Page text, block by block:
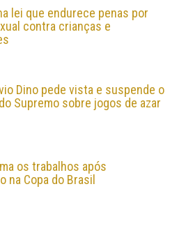
lei que endurece penas por
contra crianças e
Dino pede vista e suspende o
Supremo sobre jogos de azar
os trabalhos após
na Copa do Brasil